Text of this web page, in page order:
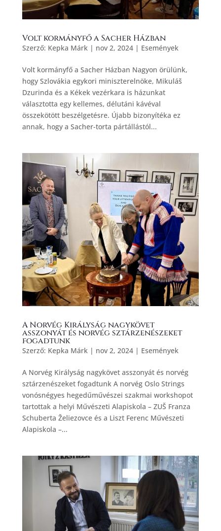
Volt kormányfő a Sacher Házban
Szerző: Kepka Márk| nov 2, 2024| Események
Volt kormányfő a Sacher Házban Nagyon örülünk,
hogy Szlovákia egykori miniszterelnöke, Mikuláš
Dzurinda és a Kékek vezérkara is házunkat
választotta egy kellemes, délutáni kávéval
összekötött beszélgetésre. Újabb bizonyítéka ez
annak, hogy a Sacher-torta pártállástól...
A Norvég Királyság nagykövet
asszonyát és norvég sztárzenészeket
fogadtunk
Szerző: Kepka Márk | nov 2, 2024| Események
A Norvég Királyság nagykövet asszonyát és norvég
sztárzenészeket fogadtunk A norvég Oslo Strings
vonósnégyes hegedűművészei szakmai workshopot
tartottak a helyi Művészeti Alapiskola – ZUŠ Franza
Schuberta Želiezovce és a Liszt Ferenc Művészeti
Alapiskola –...